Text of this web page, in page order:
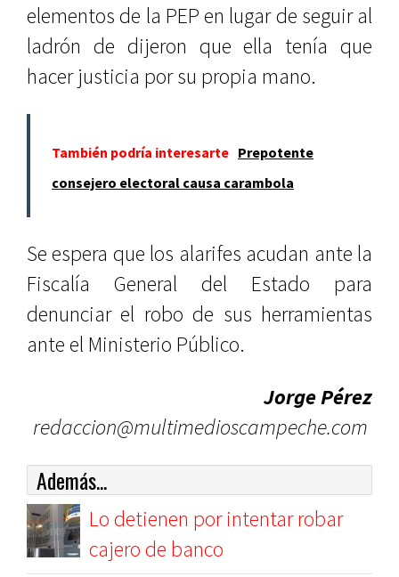
elementos de la PEP en lugar de seguir al
ladrón de dijeron que ella tenía que
hacer justicia por su propia mano.
También podría interesarte Prepotente
consejero electoral causa carambola
Se espera que los alarifes acudan ante la
Fiscalía General del Estado para
denunciar el robo de sus herramientas
ante el Ministerio Público.
Jorge Pérez
redaccion@multimedioscampeche.com
Además...
Lo detienen por intentar robar
cajero de banco